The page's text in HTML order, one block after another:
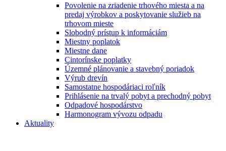
Povolenie na zriadenie trhového miesta a na
predaj výrobkov a poskytovanie služieb na
trhovom mieste
Slobodný prístup k informáciám
Miestny poplatok
Miestne dane
Cintorínske poplatky
Územné plánovanie a stavebný poriadok
Výrub drevín
Samostatne hospodáriaci roľník
Prihlásenie na trvalý pobyt a prechodný pobyt
Odpadové hospodárstvo
Harmonogram vývozu odpadu
Aktuality